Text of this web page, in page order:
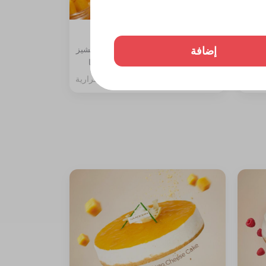
جلي
تشيز كيك مانجو قطعة
المكونات: طبقة بسكوت دايجستف والتشيز
مع سبونج الفانيليا مغطاة بصوص المنجا
إضافة